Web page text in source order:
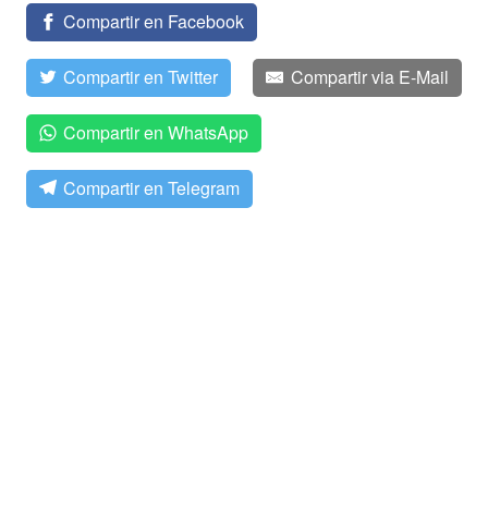
Compartir en Facebook
Compartir en Twitter Compartir via E-Mail
Compartir en WhatsApp
Compartir en Telegram